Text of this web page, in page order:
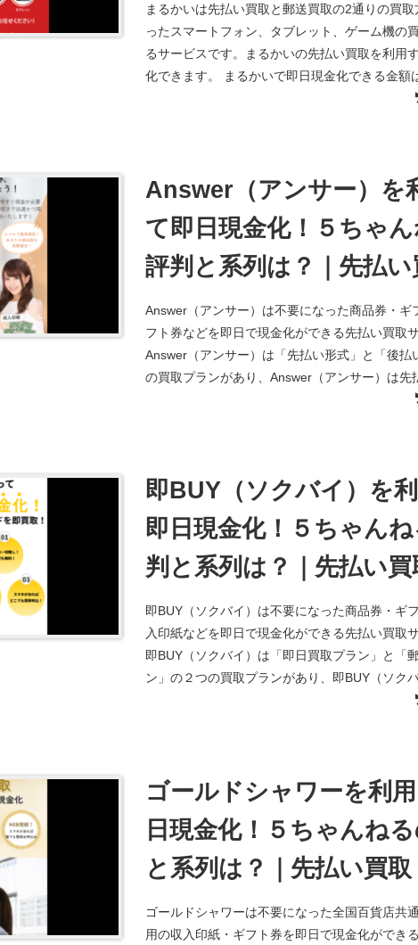
まるかいは先払い買取と郵送買取の2通りの買
ったスマートフォン、タブレット、ゲーム機の
るサービスです。まるかいの先払い買取を利用
化できます。 まるかいで即日現金化できる金額
Answer（アンサー）を
て即日現金化！５ちゃ
評判と系列は？｜先払い
Answer（アンサー）は不要になった商品券・ギ
フト券などを即日で現金化ができる先払い買取
Answer（アンサー）は「先払い形式」と「後払
の買取プランがあり、Answer（アンサー）は先
即BUY（ソクバイ）を
即日現金化！５ちゃん
判と系列は？｜先払い買
即BUY（ソクバイ）は不要になった商品券・ギ
入印紙などを即日で現金化ができる先払い買取
即BUY（ソクバイ）は「即日買取プラン」と「
ン」の２つの買取プランがあり、即BUY（ソク
ゴールドシャワーを利
日現金化！５ちゃんねる
と系列は？｜先払い買取
ゴールドシャワーは不要になった全国百貨店共
用の収入印紙・ギフト券を即日で現金化ができ